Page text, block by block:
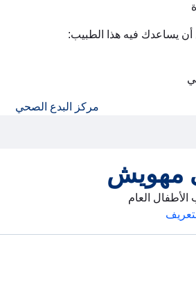
أن يساعدك فيه هذا الطبيب:
مركز البدع الصحي
مهويش
العام